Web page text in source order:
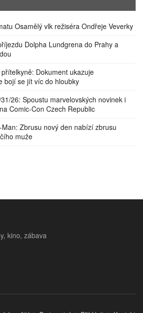
Osamělý vlk režiséra Ondřeje Veverky
Dolpha Lundgrena do Prahy a
Dokument ukazuje
bojí se jít víc do hloubky
26: Spoustu marvelovských novinek i
Comic-Con Czech Republic
Man: Zbrusu nový den nabízí zbrusu
muže
kino, zábava